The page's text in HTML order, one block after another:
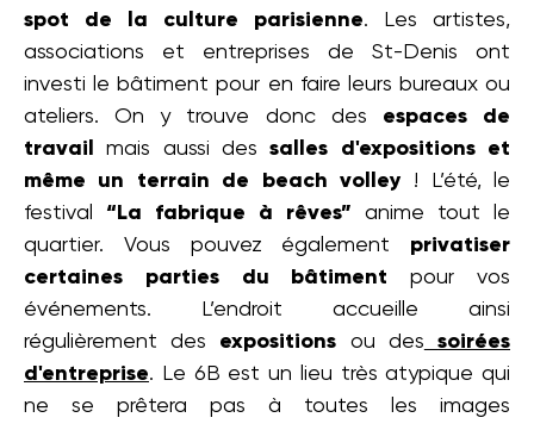
spot de la culture parisienne. Les artistes,
associations et entreprises de St-Denis ont
investi le bâtiment pour en faire leurs bureaux ou
ateliers. On y trouve donc des espaces de
travail
mais aussi dessalles d'expositions et
même un terrain de beach volley ! L’été, le
festival “La fabrique à rêves” anime tout le
quartier. Vous pouvez également privatiser
certaines parties du bâtiment pour vos
événements. L’endroit accueille ainsi
régulièrement des expositions ou des
soirées
d'entreprise. Le 6B est un lieu très atypique qui
ne se prêtera pas à toutes les images